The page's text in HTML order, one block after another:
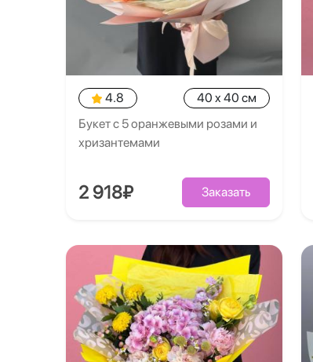
4.8
40 x 40 см
Букет с 5 оранжевыми розами и
хризантемами
2 918₽ Заказать